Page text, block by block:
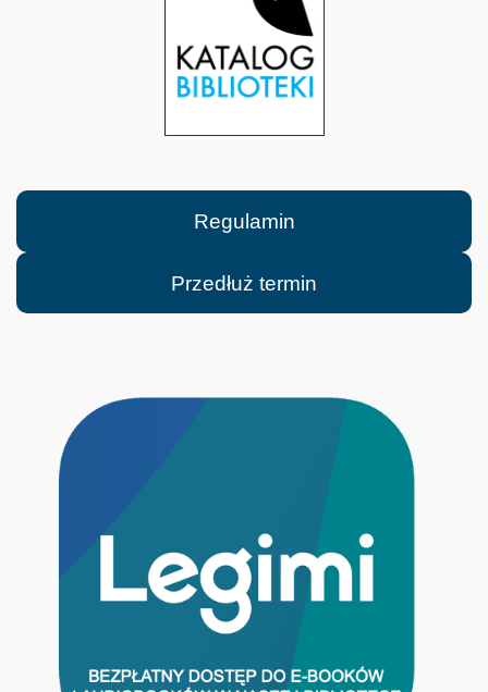
Regulamin
Przedłuż termin